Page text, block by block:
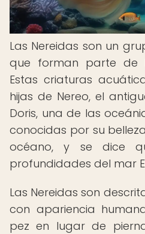
Las Nereidas son un
que forman parte de
Estas criaturas
hijas de Nereo, el
Doris, una de las
conocidas por su
océano, y se dice
profundidades del mar
Las Nereidas son
con apariencia
pez en lugar de